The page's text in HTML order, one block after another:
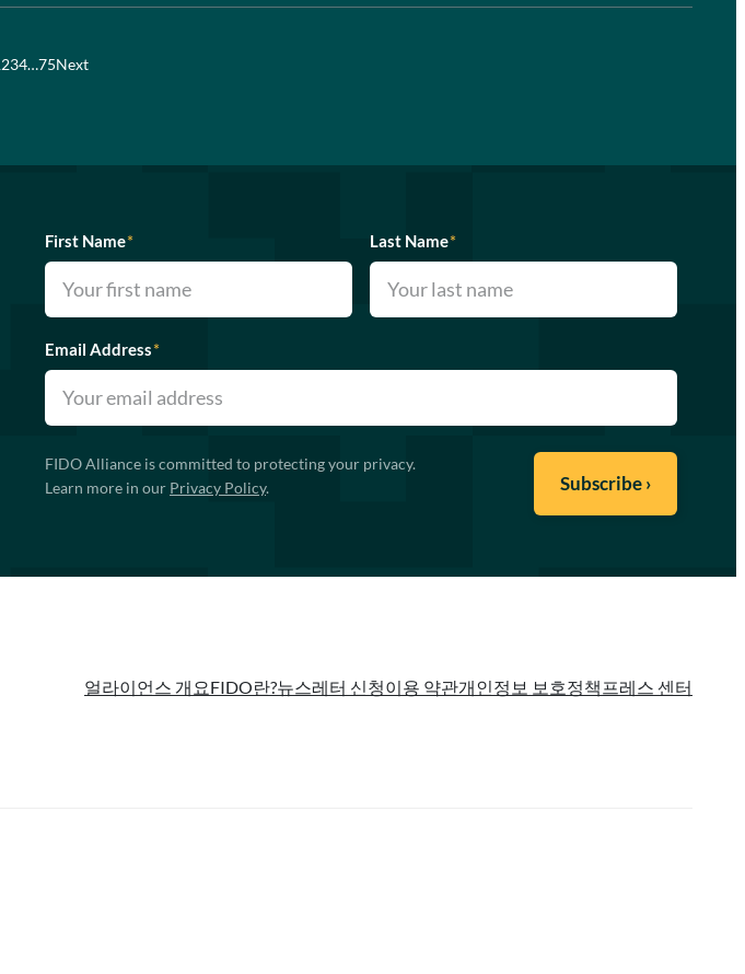
234…75Next
First Name* Last Name*
Email Address*
FIDO Alliance is committed to protecting your privacy.
Learn more in our Privacy Policy.
얼라이언스 개요FIDO란?뉴스레터 신청이용 약관개인정보 보호정책 프레스 센터